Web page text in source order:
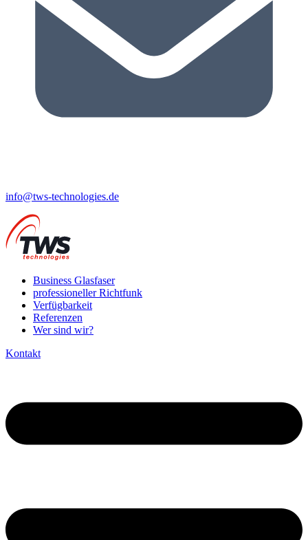
info@tws-technologies.de
Business Glasfaser
professioneller Richtfunk
Verfügbarkeit
Referenzen
Wer sind wir?
Kontakt